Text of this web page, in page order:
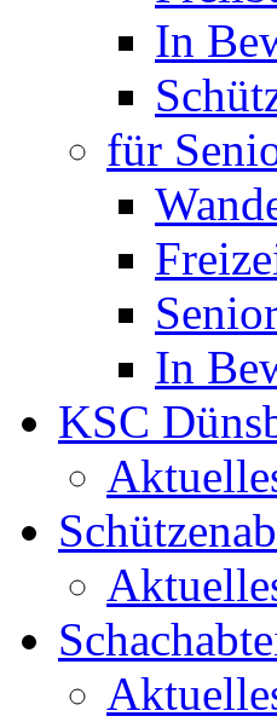
In
für
In
KSC